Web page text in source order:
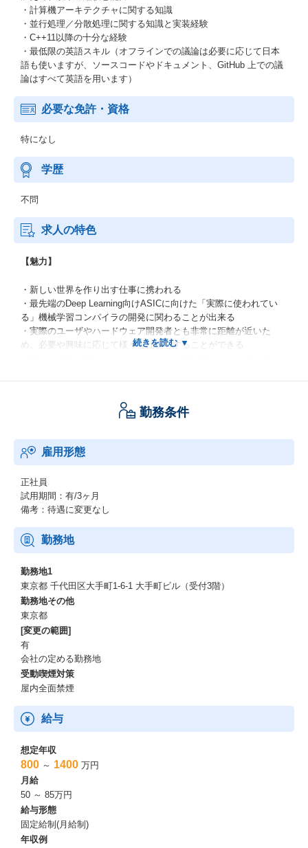
・計算機アーキテクチャに関する知識
・並行処理／分散処理に関する知識と実装経験
・C++11以降の十分な経験
・最低限の英語スキル（オフラインでの議論は必要に応じて日本
語も使いますが、ソースコードやドキュメント、GitHub 上での議
論はすべて英語を用います）
必要な免許・資格
特になし
学歴
不問
求人の特色
【魅力】
・新しい世界を作り出す仕事に携われる
・最先端のDeep Learning向けASICに向けた「実際に使われてい
る」機械学習コンパイラの開発に関わることが出来る
・実際のユーザやハードウェア開発者とも非常に距離が近いた
め、必要や興味に応じて様々な仕事をすることができる
勤務条件
雇用形態
正社員
試用期間：有/3ヶ月
備考：待遇に変更なし
勤務地
勤務地1
東京都 千代田区大手町1-6-1 大手町ビル（受付3階）
勤務地その他
東京都
[変更の範囲]
有
会社の定める勤務地
受動喫煙対策
屋内全面禁煙
給与
想定年収
800 ～ 1400 万円
月給
50 ～ 85万円
給与形態
固定給制(月給制)
年収例